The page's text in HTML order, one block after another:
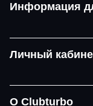
Информация
Личный
О Clubturbo